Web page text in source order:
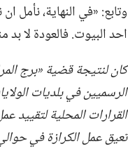
وتابع:‏ «في النهاية،‏
احد البيوت.‏ فالعودة لا
كان لنتيجة قضية «برج
الرسميينفيبلديات
القرارات المحلية لتقييد
تعيق عمل الكرازةفيحوالي ٩٠ مكانا